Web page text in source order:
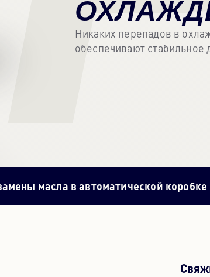
Никаких перепадов в
обеспечивают стабильное
масла в автоматической коробке